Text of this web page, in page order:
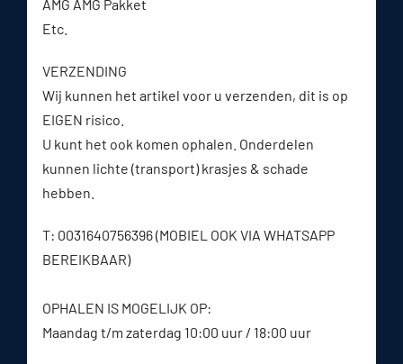
AMG AMG Pakket
Etc.
VERZENDING
Wij kunnen het artikel voor u verzenden, dit is op
EIGEN risico.
U kunt het ook komen ophalen. Onderdelen
kunnen lichte (transport) krasjes & schade
hebben.
T: 0031640756396 (MOBIEL OOK VIA WHATSAPP
BEREIKBAAR)
OPHALEN IS MOGELIJK OP:
Maandag t/m zaterdag 10:00 uur / 18:00 uur